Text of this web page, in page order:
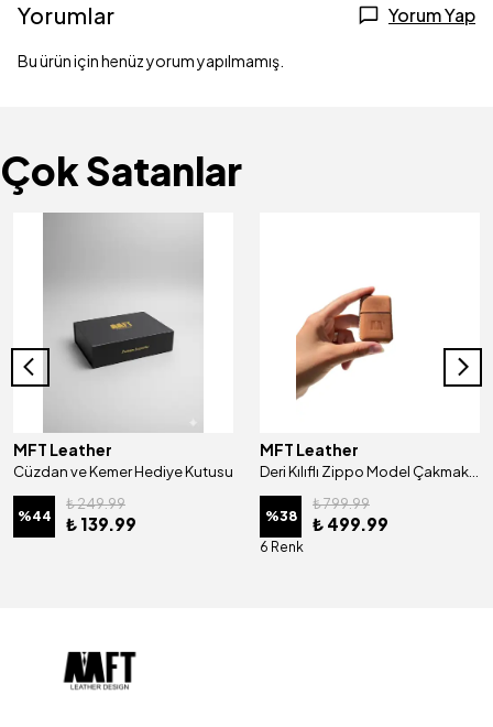
Yorumlar Yorum Yap
Bu ürün için henüz yorum yapılmamış.
Çok Satanlar
MFT Leather
Cüzdan ve Kemer Hediye Kutusu
%44
₺ 249.99
₺ 139.99
MFT Leather
%38
₺ 799.99
₺ 499.99
6 Renk